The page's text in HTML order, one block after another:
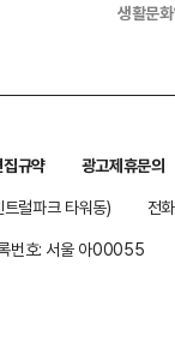
생활문
규약
광고제휴문의
럴파크 타워동)
전
번호: 서울 아00055